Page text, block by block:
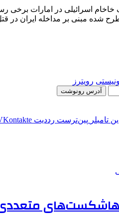
خاخام اسرائیلی در امارات برخی
شده مبنی بر مداخله ایران در
رویترز
آدرس رونوشت
‫تامبلر ‫پین‌ترست ‫رددیت